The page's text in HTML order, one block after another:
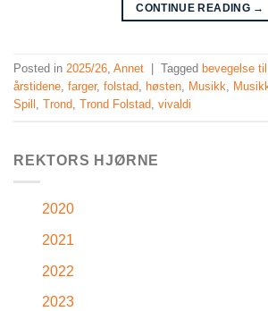
CONTINUE READING →
Posted in 2025/26, Annet Tagged bevegelse
årstidene, farger, folstad, høsten, Musikk,
Spill , Trond, Trond Folstad, vivaldi
REKTORS HJØRNE
2020
2021
2022
2023